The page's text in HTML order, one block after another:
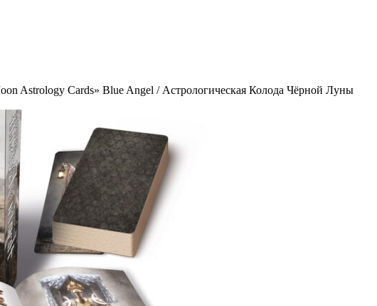
Astrology Cards» Blue Angel / Астрологическая Колода Чёрной Луны